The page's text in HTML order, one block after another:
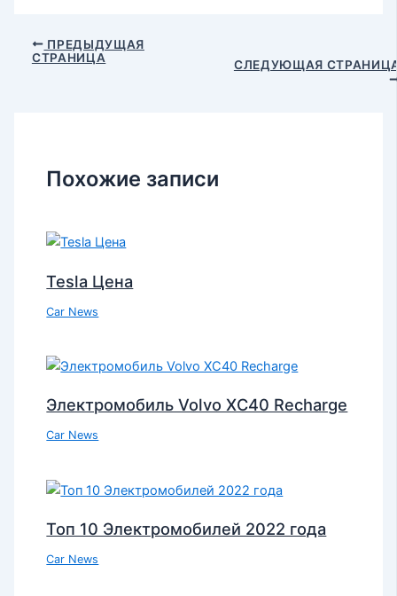
ПРЕДЫДУЩАЯ
СТРАНИЦА
СЛЕДУЮЩАЯ
Похожие записи
Tesla Цена
Car News
Электромобиль Volvo XC40 Recharge
Car News
Топ 10 Электромобилей 2022 года
Car News